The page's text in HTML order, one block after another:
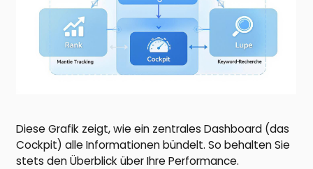
Diese Grafik zeigt, wie ein zentrales Dashboard (das
Cockpit) alle Informationen bündelt. So behalten Sie
stets den Überblick über Ihre Performance.